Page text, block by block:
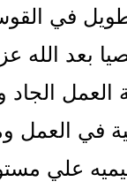
في
بعد الله
العمل
في
علي